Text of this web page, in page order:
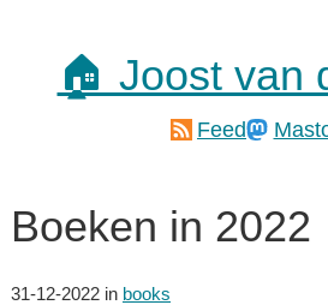
🏠 Joost van
Feed
Boeken in 2022
31-12-2022 in books